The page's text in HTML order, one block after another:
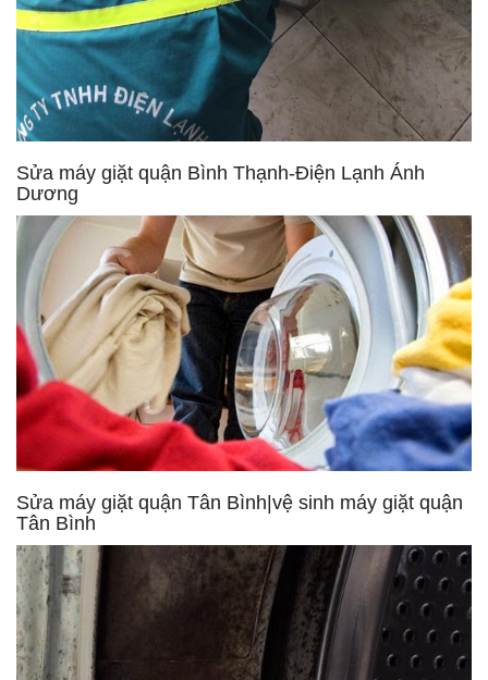
Sửa máy giặt quận Bình Thạnh-Điện Lạnh Ánh
Dương
Sửa máy giặt quận Tân Bình|vệ sinh máy giặt quận
Tân Bình